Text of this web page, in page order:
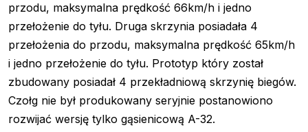
przodu, maksymalna prędkość 66km/h i jedno
przełożenie do tyłu. Druga skrzynia posiadała 4
przełożenia do przodu, maksymalna prędkość 65km/h
i jedno przełożenie do tyłu. Prototyp który został
zbudowany posiadał 4 przekładniową skrzynię biegów.
Czołg nie był produkowany seryjnie postanowiono
rozwijać wersję tylko gąsienicową A-32.